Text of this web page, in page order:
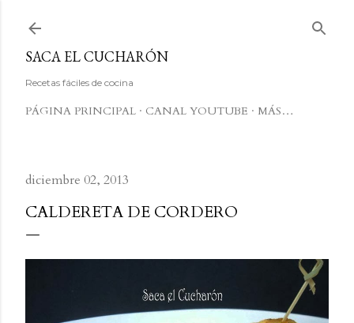
SACA EL CUCHARÓN
Recetas fáciles de cocina
PÁGINA PRINCIPAL CANAL YOUTUBE MÁS…
diciembre 02, 2013
CALDERETA DE CORDERO